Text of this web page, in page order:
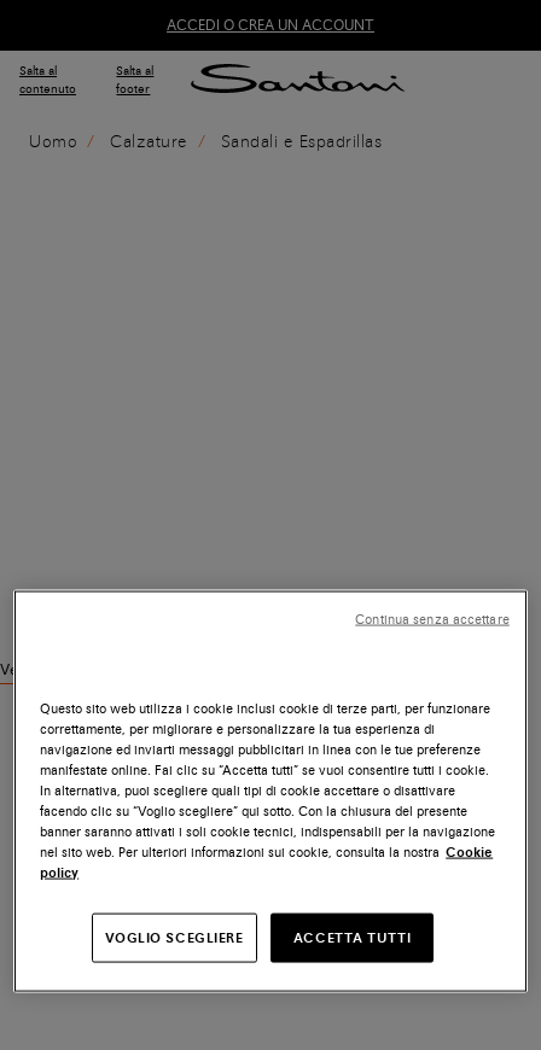
ACCEDI O CREA UN ACCOUNT
Salta al
contenuto
Salta al
footer
Uomo Calzature Sandali e Espadrillas
Vedi prodotti simili
Questo sito web utilizza i cookie inclusi cookie di terze parti, per funzionare
correttamente, per migliorare e personalizzare la tua esperienza di
navigazione ed inviarti messaggi pubblicitari in linea con le tue preferenze
manifestate online. Fai clic su “Accetta tutti” se vuoi consentire tutti i cookie.
In alternativa, puoi scegliere quali tipi di cookie accettare o disattivare
facendo clic su “Voglio scegliere” qui sotto. Con la chiusura del presente
banner saranno attivati i soli cookie tecnici, indispensabili per la navigazione
nel sito web. Per ulteriori informazioni sui cookie, consulta la nostra Cookie
policy
VOGLIO SCEGLIERE ACCETTA TUTTI
Continua senza accettare